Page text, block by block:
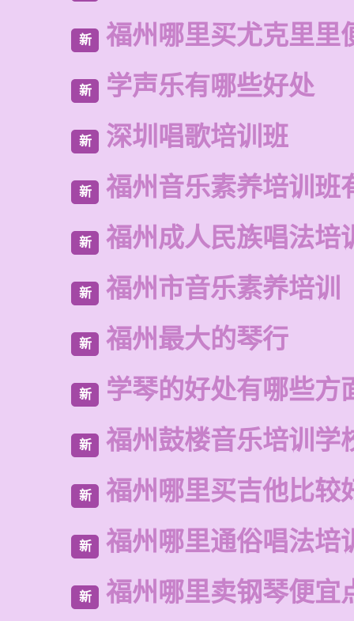
新 福州哪里买尤克里里
新 学声乐有哪些好处
新 深圳唱歌培训班
新 福州音乐素养培训班
新 福州成人民族唱法培
新 福州市音乐素养培训
新 福州最大的琴行
新 学琴的好处有哪些方
新 福州鼓楼音乐培训学
新 福州哪里买吉他比较
新 福州哪里通俗唱法培
新 福州哪里卖钢琴便宜